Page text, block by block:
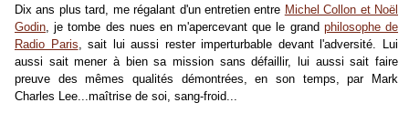
Dix ans plus tard, me régalant d'un entretien entre Michel Collon et Noël
Godin, je tombe des nues en m'apercevant que le grand philosophe de
Radio Paris, sait lui aussi rester imperturbable devant l'adversité. Lui
aussi sait mener à bien sa mission sans défaillir, lui aussi sait faire
preuve des mêmes qualités démontrées, en son temps, par Mark
Charles Lee...maîtrise de soi, sang-froid...